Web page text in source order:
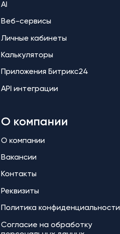
AI
Веб-сервисы
Личные кабинеты
Калькуляторы
Приложения Битрикс24
API интеграции
О компании
О компании
Вакансии
Контакты
Реквизиты
Политика конфиденциальности
Согласие на обработку